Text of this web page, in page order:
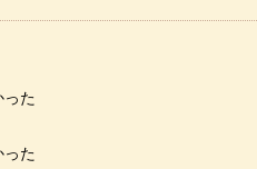
った
った